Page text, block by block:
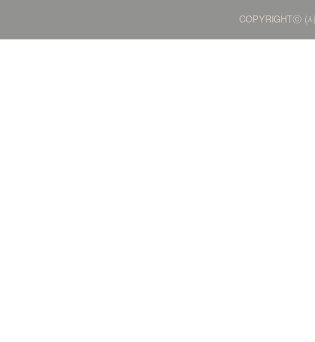
COPYRIGHTⓒ (